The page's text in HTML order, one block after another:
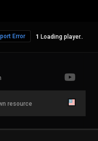
Loading player..
Error
resource